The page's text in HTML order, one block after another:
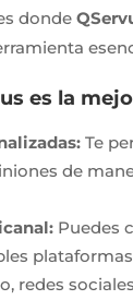
donde
es la
Te
de
Puedes
redes